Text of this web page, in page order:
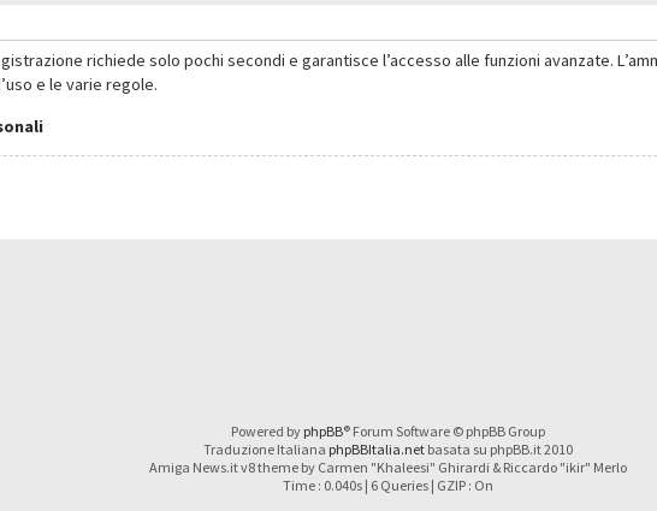
richiede solo pochi secondi e garantisce l’accesso alle funzioni avanzate.
e le varie regole.
Powered by phpBB® Forum Software © phpBB Group
Traduzione Italiana phpBBItalia.netbasata su phpBB.it 2010
Amiga News.it v8 theme by Carmen "Khaleesi" Ghirardi & Riccardo "ikir" Merlo
Time : 0.040s | 6 Queries | GZIP : On